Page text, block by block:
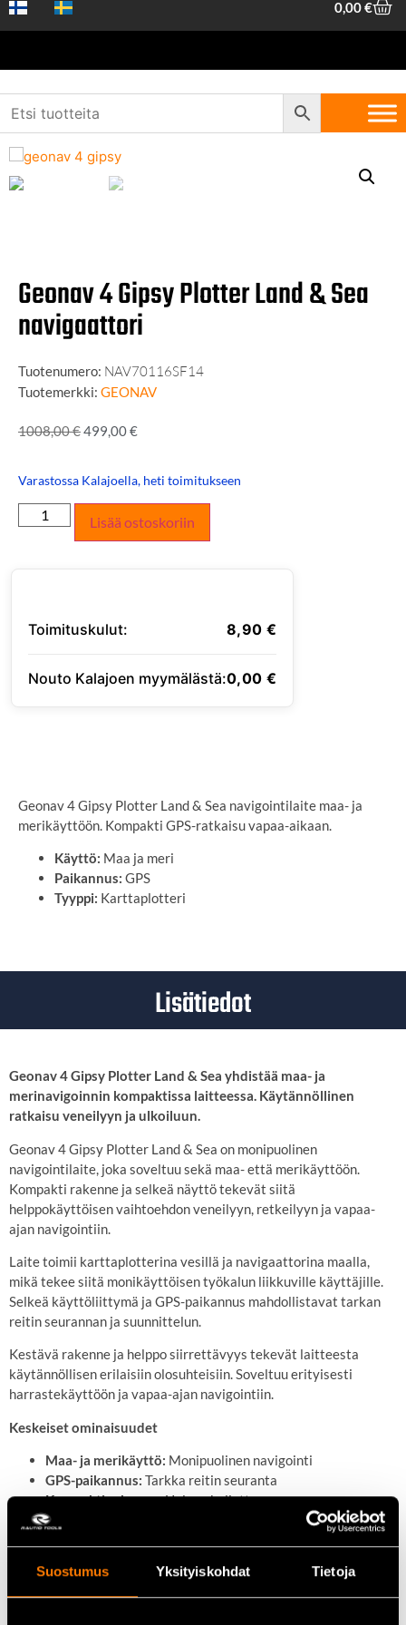
Suostumus Yksityiskohdat Tietoja
0,00€
Etusivu Veneily / Geonav 4 Gipsy Plotter Land & Sea navigaattori
Geonav 4 Gipsy Plotter Land & Sea
navigaattori
Tuotenumero: NAV70116SF14
Tuotemerkki: GEONAV
1008,00€499,00€
Varastossa Kalajoella, heti toimitukseen
Lisää ostoskoriin
Toimituskulut: 8,90 €
Nouto Kalajoen myymälästä:0,00 €
Geonav 4 Gipsy Plotter Land & Sea navigointilaite maa- ja
merikäyttöön. Kompakti GPS-ratkaisu vapaa-aikaan.
Käyttö: Maa ja meri
Paikannus: GPS
Tyyppi: Karttaplotteri
Lisätiedot
Geonav 4 Gipsy Plotter Land & Sea yhdistää maa- ja
merinavigoinnin kompaktissa laitteessa. Käytännöllinen
ratkaisu veneilyyn ja ulkoiluun.
Geonav 4 Gipsy Plotter Land & Sea on monipuolinen
navigointilaite, joka soveltuu sekä maa- että merikäyttöön.
Kompakti rakenne ja selkeä näyttö tekevät siitä
helppokäyttöisen vaihtoehdon veneilyyn, retkeilyyn ja vapaa-
ajan navigointiin.
Laite toimii karttaplotterina vesillä ja navigaattorina maalla,
mikä tekee siitä monikäyttöisen työkalun liikkuville käyttäjille.
Selkeä käyttöliittymä ja GPS-paikannus mahdollistavat tarkan
reitin seurannan ja suunnittelun.
Kestävä rakenne ja helppo siirrettävyys tekevät laitteesta
käytännöllisen erilaisiin olosuhteisiin. Soveltuu erityisesti
harrastekäyttöön ja vapaa-ajan navigointiin.
Keskeiset ominaisuudet
Maa- ja merikäyttö: Monipuolinen navigointi
GPS-paikannus: Tarkka reitin seuranta
Kompakti rakenne:Helppo kuljettaa
Selkeä näyttö:
Tekniset tiedot